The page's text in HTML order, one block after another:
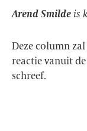
Arend Smilde is
Deze column
reactie vanuit
schreef.